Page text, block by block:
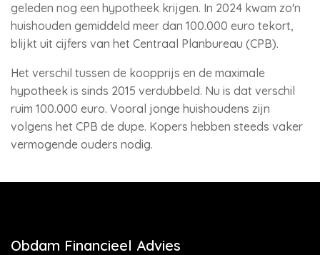
geleden nog een hypotheek krijgen. In 2024 kwam zo'n
huishouden gemiddeld meer dan 100.000 euro tekort,
blijkt uit cijfers van het Centraal Planbureau (CPB).
Het verschil tussen de koopprijs en de maximale
hypotheek is sinds 2015 verdubbeld. Nu is dat verschil
ruim 100.000 euro. Vooral jonge huishoudens zijn
volgens het CPB de dupe. Kopers hebben steeds vaker
vermogende ouders nodig.
Obdam Financieel Advies